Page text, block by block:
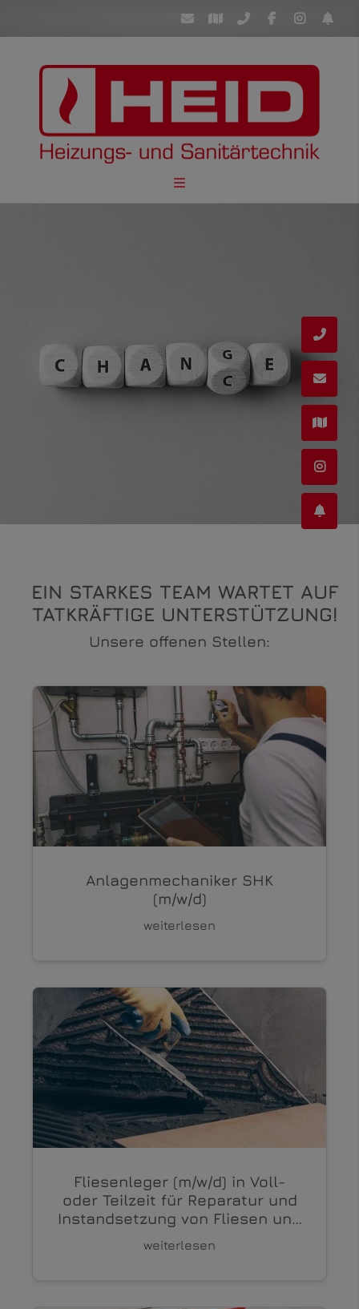
EIN STARKES TEAM WARTET AUF
TATKRÄFTIGE UNTERSTÜTZUNG!
Unsere offenen Stellen:
Anlagenmechaniker SHK
(m/w/d)
weiterlesen
Fliesenleger (m/w/d) in Voll-
oder Teilzeit für Reparatur und
Instandsetzung von Fliesen und
Fugen bei Privatkunden
weiterlesen